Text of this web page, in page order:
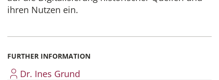
ihren Nutzen ein.
FURTHER INFORMATION
Dr. Ines Grund